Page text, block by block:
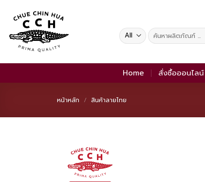
content
ค้นหา:
Home สั่งซื้อออนไลน์
หน้าหลัก / สินค้าลายไทย